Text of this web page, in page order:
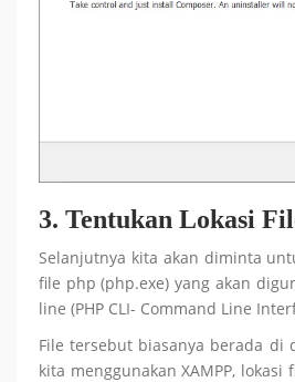
3. Tentukan Lokasi
Selanjutnya kita akan diminta
file php (php.exe) yang akan
line (PHP CLI- Command Line
File tersebut biasanya berada di
kita menggunakan XAMPP,